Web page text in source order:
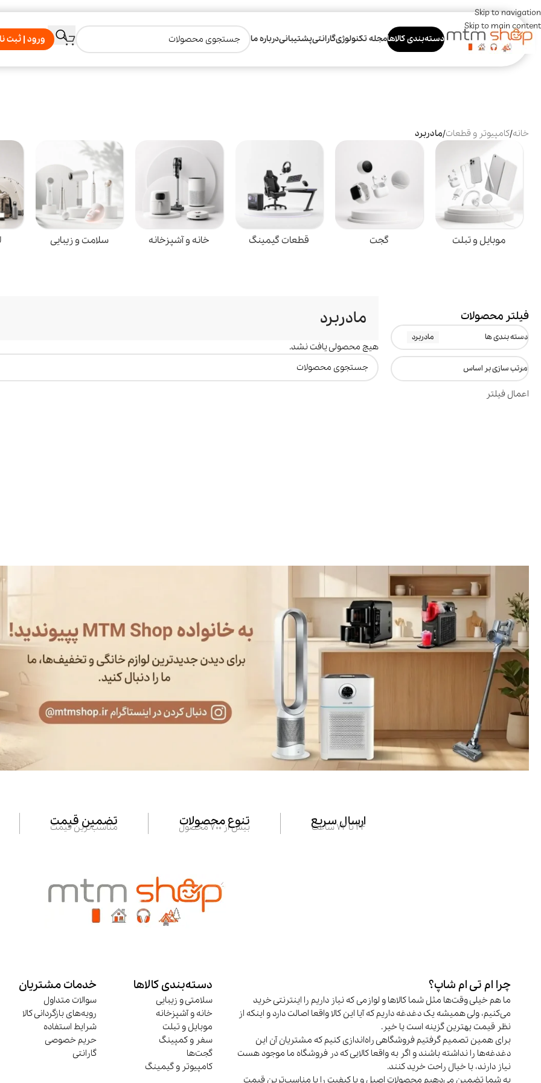
Skip to navigation
Skip to main content
دسته‌بندی کالاهامجله تکنولوژیگارانتیپشتیبانیدرباره ما ورود | ثبت
خانه/کامپیوتر و قطعات/مادربرد
موبایل و تبلت گجت قطعات گیمینگ خانه و آشپزخانه سلامت و زیبایی
فیلتر محصولات
دسته بندی ها مادربرد
مرتب سازی بر اساس
اعمال فیلتر
مادربرد
هیچ محصولی یافت نشد.
ارسال سریع
24 تا 72 ساعت تنوع محصولات
بیش از 700 محصول تضمین قیمت
مناسب‌ترین قیمت
چرا ام تی ام شاپ؟
ما هم خیلی وقت‌ها مثل شما کالاها و لوازمی که نیاز داریم را اینترنتی خرید
می‌کنیم، ولی همیشه یک دغدغه داریم که آیا این کالا واقعا اصالت دارد و اینکه از
نظر قیمت بهترین گزینه است یا خیر.
برای همین تصمیم گرفتیم فروشگاهی راه‌اندازی کنیم که مشتریان آن این
دغدغه‌ها را نداشته باشند و اگر به واقعا کالایی که در فروشگاه ما موجود هست
نیاز دارند، با خیال راحت خرید کنند.
به شما تضمین می‌دهیم محصولات اصیل و با کیفیت را با مناسب‌ترین قیمت
دسته‌بندی کالاها
سلامتی و زیبایی
خانه و آشپزخانه
موبایل و تبلت
سفر و کمپینگ
گجت‌ها
کامپیوتر و گیمینگ
خدمات مشتریان
سوالات متداول
رویه‌های بازگردانی کالا
شرایط استفاده
حریم خصوصی
گارانتی